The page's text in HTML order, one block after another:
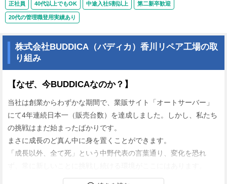
正社員 40代以上でもOK 中途入社5割以上 第二新卒歓迎
20代の管理職登用実績あり
株式会社BUDDICA（バディカ）香川リペア工場の取
り組み
【なぜ、今BUDDICAなのか？】
当社は創業からわずかな期間で、業販サイト「オートサーバー」
にて4年連続日本一（販売台数）を達成しました。しかし、私たち
の挑戦はまだ始まったばかりです。
まさに成長のど真ん中に身を置くことができます。
「成長以外、全て死」という中野代表の言葉通り、変化を恐れ